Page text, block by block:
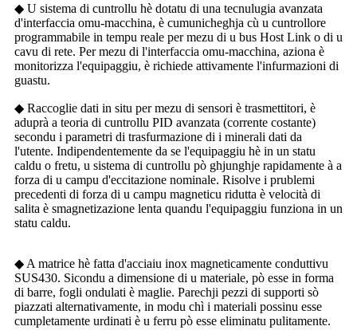
◆ U sistema di cuntrollu hè dotatu di una tecnulugia avanzata
d'interfaccia omu-macchina, è cumunicheghja cù u cuntrollore
programmabile in tempu reale per mezu di u bus Host Link o di u
cavu di rete. Per mezu di l'interfaccia omu-macchina, aziona è
monitorizza l'equipaggiu, è richiede attivamente l'infurmazioni di
guastu.
◆ Raccoglie dati in situ per mezu di sensori è trasmettitori, è
aduprà a teoria di cuntrollu PID avanzata (corrente costante)
secondu i parametri di trasfurmazione di i minerali dati da
l'utente. Indipendentemente da se l'equipaggiu hè in un statu
caldu o fretu, u sistema di cuntrollu pò ghjunghje rapidamente à a
forza di u campu d'eccitazione nominale. Risolve i prublemi
precedenti di forza di u campu magneticu ridutta è velocità di
salita è smagnetizazione lenta quandu l'equipaggiu funziona in un
statu caldu.
◆ A matrice hè fatta d'acciaiu inox magneticamente conduttivu
SUS430. Sicondu a dimensione di u materiale, pò esse in forma
di barre, fogli ondulati è maglie. Parechji pezzi di supporti sò
piazzati alternativamente, in modu chì i materiali possinu esse
cumpletamente urdinati è u ferru pò esse eliminatu pulitamente.